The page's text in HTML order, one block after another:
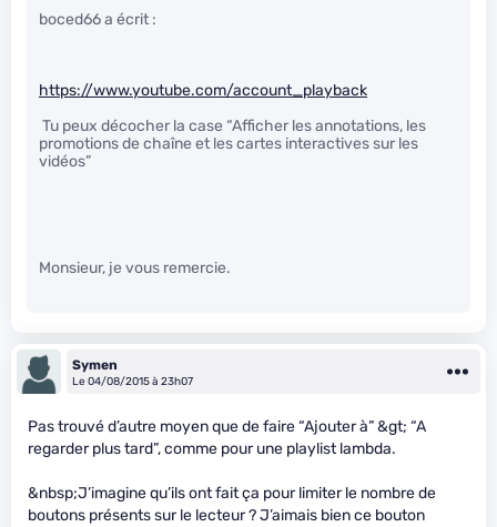
boced66 a écrit :
https://www.youtube.com/account_playback
Tu peux décocher la case “Afficher les annotations, les
promotions de chaîne et les cartes interactives sur les
vidéos”
Monsieur, je vous remercie.
Symen
Le 04/08/2015 à 23h07
Pas trouvé d’autre moyen que de faire “Ajouter à” &gt; “A
regarder plus tard”, comme pour une playlist lambda.
&nbsp;J’imagine qu’ils ont fait ça pour limiter le nombre de
boutons présents sur le lecteur ? J’aimais bien ce bouton